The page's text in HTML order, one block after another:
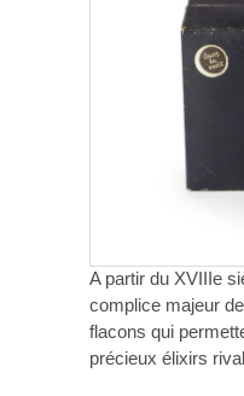
A partir du XVIIIe
complice majeur
flacons qui
précieux élixirs